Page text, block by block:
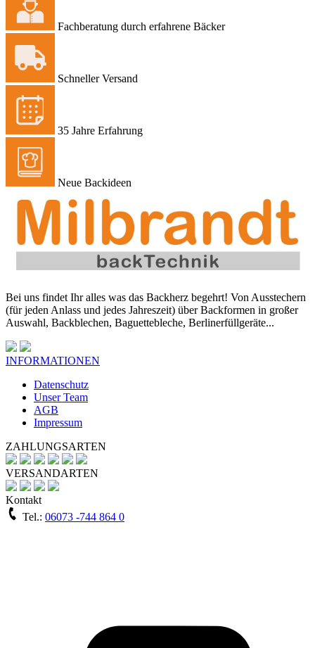
Fachberatung durch erfahrene Bäcker
Schneller Versand
35 Jahre Erfahrung
Neue Backideen
Bei uns findet Ihr alles was das Backherz begehrt! Von Ausstechern
(für jeden Anlass und jedes Jahreszeit) über Backformen in großer
Auswahl, Backblechen, Baguettebleche, Berlinerfüllgeräte...
INFORMATIONEN
Datenschutz
Unser Team
AGB
Impressum
ZAHLUNGSARTEN
VERSANDARTEN
Kontakt
Tel.: 06073 -744 864 0